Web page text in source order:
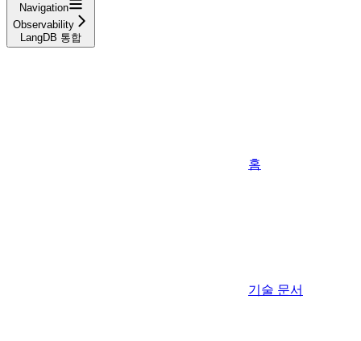
Navigation
Observability
LangDB 통합
홈
기술 문서